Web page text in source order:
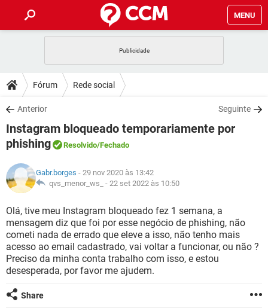
MENU
CELULAR
OUTLOOK
INSTAGRAM GMAIL
GUIA DE COMPRAS
DICAS
JOGOS
OUTLOOK
GUIA DE COMPRAS
DOWNLOADS
JOGOS WHATSAPP
CELULAR
OUTLOOK EXCEL
INSTAGRAM
GUIA DE COMPRAS
FÓRUM
CELULAR FACEBOOK
INSTAGRAM GMAIL
GUIA DE COMPRAS
GLOSSÁRIO
JOGOS
CELULAR FACEBOOK
OUTLOOK EXCEL
INSTAGRAM GMAIL
GUIA DE COMPRAS
Fórum Rede social
Anterior Seguinte
Instagram bloqueado temporariamente por
phishing
Resolvido/Fechado
Gabr.borges - 29 nov 2020 às 13:42
qvs_menor_ws_ - 22 set 2022 às 10:50
Olá, tive meu Instagram bloqueado fez 1 semana, a
mensagem diz que foi por esse negócio de phishing, não
cometi nada de errado que eleve a isso, não tenho mais
acesso ao email cadastrado, vai voltar a funcionar, ou não ?
Preciso da minha conta trabalho com isso, e estou
desesperada, por favor me ajudem.
Share